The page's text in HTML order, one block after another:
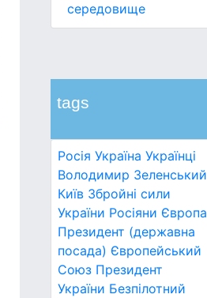
середовище
tags
Росія Україна Українці
Володимир Зеленський
Київ Збройні сили
України Росіяни Європа
Президент (державна
посада) Європейський
Союз Президент
України Безпілотний